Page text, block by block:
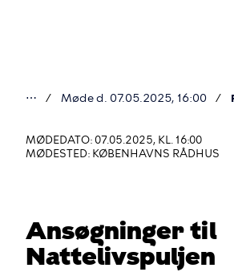
er
her
⋯ Møde d. 07.05.2025, 16:00
MØDEDATO: 07.05.2025, KL. 16:00
MØDESTED: KØBENHAVNS RÅDHUS
Ansøgninger til
Nattelivspuljen